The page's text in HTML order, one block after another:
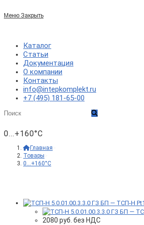
сайту
Меню Закрыть
Каталог
Статьи
Документация
О компании
Контакты
info@intepkomplekt.ru
+7 (495) 181-65-00
0...+160°C
Главная
Товары
0...+160°C
2080 руб. без НДС